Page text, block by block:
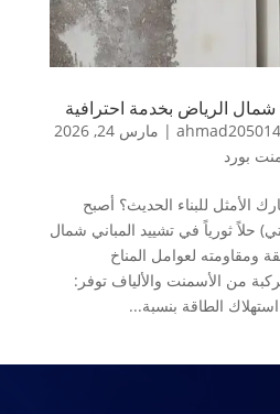
الرياض بخدمة احترافية
| مارس 24, 2026
بورد
الأمثل للبناء الحديث؟ أصبح
حلاً ثورياً في تشييد المباني شمال
ومقاومته لعوامل المناخ
من الأسمنت والألياف توفر:
الطاقة بنسبة...